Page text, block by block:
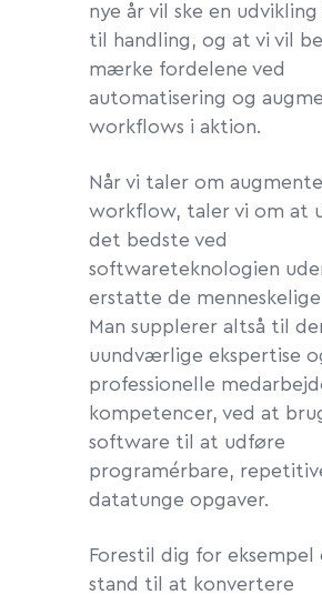
nye år vil ske en
til handling, og at vi vil
mærke fordelene ved
automatisering og
workflows i aktion.
Når vi taler om
workflow, taler vi om at
det bedste ved
softwareteknologien
erstatte de
Man supplerer altså til
uundværlige ekspertise
professionelle
kompetencer, ved at
software til at udføre
programérbare,
datatunge opgaver.
Forestil dig for
stand til at konvertere